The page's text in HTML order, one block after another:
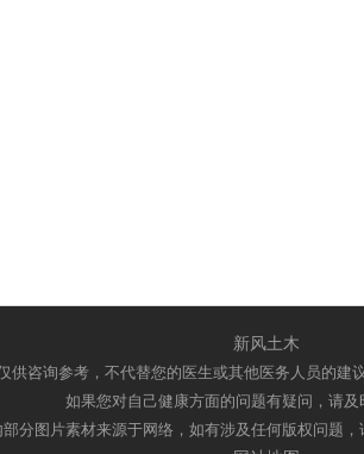
新风土木
供咨询参考，不代替您的医生或其他医务人员的建
如果您对自己健康方面的问题有疑问，请及
分图片素材来源于网络，如有涉及任何版权问题